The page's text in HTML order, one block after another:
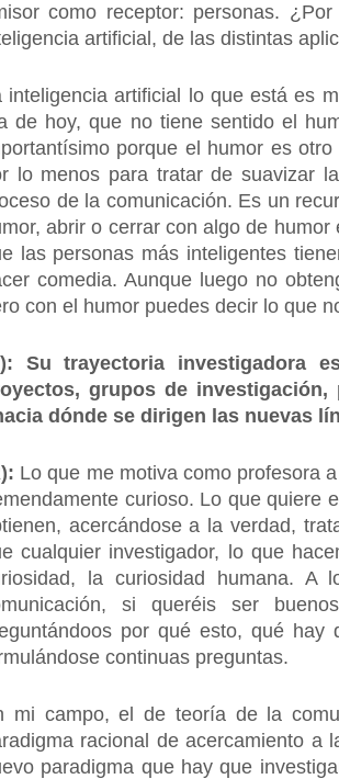
como receptor: personas.
artificial, de las distintas
inteligencia artificial lo que está es
de hoy, que no tiene sentido el
porque el humor es
lo menos para tratar de suavizar
de la comunicación. Es un
abrir o cerrar con algo de
las personas más inteligentes
comedia. Aunque luego no
con el humor puedes decir lo que
Su trayectoria investigadora
grupos de
dónde se dirigen las nuevas
Lo que me motiva como profesora
curioso. Lo que quiere
acercándose a la verdad,
cualquier investigador, lo que
la curiosidad humana. A
si queréis ser
por qué esto, qué hay
continuas preguntas.
mi campo, el de teoría de la
racional de acercamiento a
paradigma que hay que